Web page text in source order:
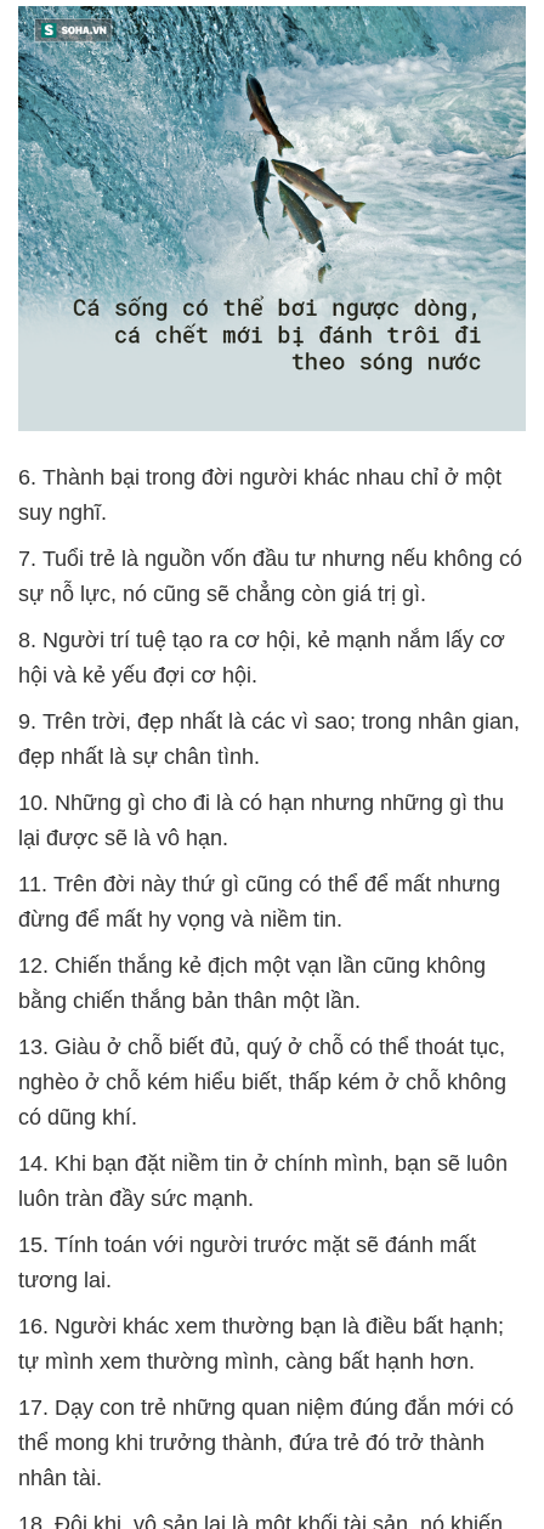
6. Thành bại trong đời người khác nhau chỉ ở một
suy nghĩ.
7. Tuổi trẻ là nguồn vốn đầu tư nhưng nếu không có
sự nỗ lực, nó cũng sẽ chẳng còn giá trị gì.
8. Người trí tuệ tạo ra cơ hội, kẻ mạnh nắm lấy cơ
hội và kẻ yếu đợi cơ hội.
9. Trên trời, đẹp nhất là các vì sao; trong nhân gian,
đẹp nhất là sự chân tình.
10. Những gì cho đi là có hạn nhưng những gì thu
lại được sẽ là vô hạn.
11. Trên đời này thứ gì cũng có thể để mất nhưng
đừng để mất hy vọng và niềm tin.
12. Chiến thắng kẻ địch một vạn lần cũng không
bằng chiến thắng bản thân một lần.
13. Giàu ở chỗ biết đủ, quý ở chỗ có thể thoát tục,
nghèo ở chỗ kém hiểu biết, thấp kém ở chỗ không
có dũng khí.
14. Khi bạn đặt niềm tin ở chính mình, bạn sẽ luôn
luôn tràn đầy sức mạnh.
15. Tính toán với người trước mặt sẽ đánh mất
tương lai.
16. Người khác xem thường bạn là điều bất hạnh;
tự mình xem thường mình, càng bất hạnh hơn.
17. Dạy con trẻ những quan niệm đúng đắn mới có
thể mong khi trưởng thành, đứa trẻ đó trở thành
nhân tài.